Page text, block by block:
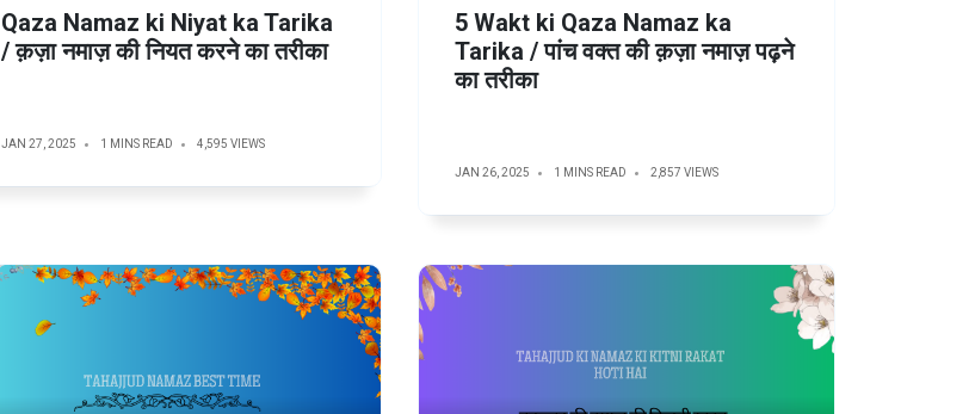
Qaza Namaz ki Niyat ka Tarika
/ क़ज़ा नमाज़ की नियत करने का तरीका
JAN 27, 2025 1 MINS READ 4,595 VIEWS
5 Wakt ki Qaza Namaz ka
Tarika / पांच वक्त की क़ज़ा नमाज़ पढ़ने
का तरीका
JAN 26, 2025 1 MINS READ 2,857 VIEWS